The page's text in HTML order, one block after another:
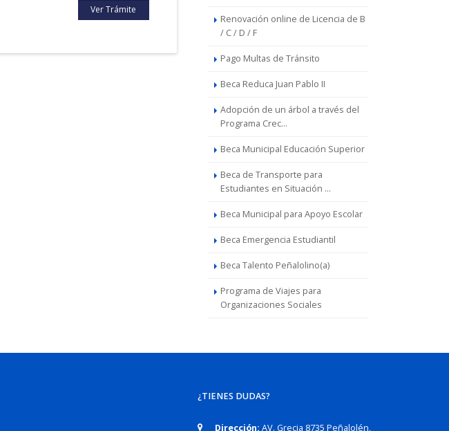
Ver Trámite
Renovación online de Licencia de B
/ C / D / F
Pago Multas de Tránsito
Beca Reduca Juan Pablo II
Adopción de un árbol a través del
Programa Crec...
Beca Municipal Educación Superior
Beca de Transporte para
Estudiantes en Situación ...
Beca Municipal para Apoyo Escolar
Beca Emergencia Estudiantil
Beca Talento Peñalolino(a)
Programa de Viajes para
Organizaciones Sociales
¿TIENES DUDAS?
Dirección: AV. Grecia 8735 Peñalolén,